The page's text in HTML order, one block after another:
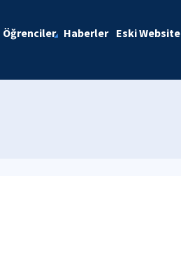
Öğrenciler Haberler Eski Website